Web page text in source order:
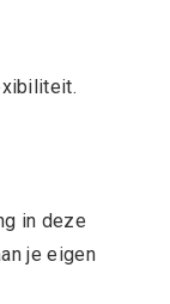
in deze
je eigen